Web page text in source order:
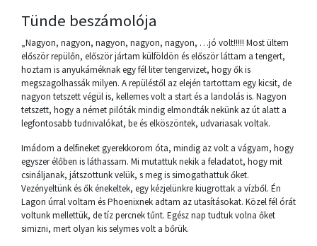
Tünde beszámolója
„Nagyon, nagyon, nagyon, nagyon, nagyon, …jó volt!!!!! Most ültem
először repülőn, először jártam külföldön és először láttam a tengert,
hoztam is anyukáméknak egy fél liter tengervizet, hogy ők is
megszagolhassák milyen. A repüléstől az elején tartottam egy kicsit, de
nagyon tetszett végül is, kellemes volt a start és a landolás is. Nagyon
tetszett, hogy a német pilóták mindig elmondták nekünk az út alatt a
legfontosabb tudnivalókat, be és elköszöntek, udvariasak voltak.
Imádom a delfineket gyerekkorom óta, mindig az volt a vágyam, hogy
egyszer élőben is láthassam. Mi mutattuk nekik a feladatot, hogy mit
csináljanak, játszottunk velük, s meg is simogathattuk őket.
Vezényeltünk és ők énekeltek, egy kézjelünkre kiugrottak a vízből. Én
Lagon úrral voltam és Phoenixnek adtam az utasításokat. Közel fél órát
voltunk mellettük, de tíz percnek tűnt. Egész nap tudtuk volna őket
simizni, mert olyan kis selymes volt a bőrük.